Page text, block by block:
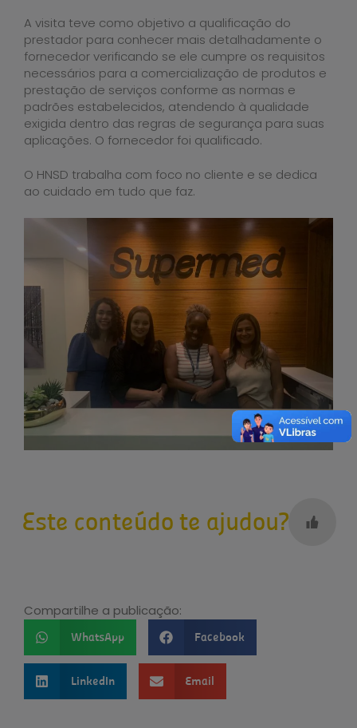
A visita teve como objetivo a qualificação do
prestador para conhecer mais detalhadamente o
fornecedor verificando se ele cumpre os requisitos
necessários para a comercialização de produtos e
prestação de serviços conforme as normas e
padrões estabelecidos, atendendo à qualidade
exigida dentro das regras de segurança para suas
aplicações. O fornecedor foi qualificado.
O HNSD trabalha com foco no cliente e se dedica
ao cuidado em tudo que faz.
Este conteúdo te ajudou?
Compartilhe a publicação:
WhatsApp Facebook
LinkedIn Email